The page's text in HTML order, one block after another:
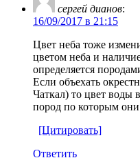
ceргей дианов:
16/09/2017 в 21:15
Цвет неба тоже
цветом неба и
определяется
Если объехать
Чаткал) то цвет воды
пород по которым
[Цитировать]
Ответить